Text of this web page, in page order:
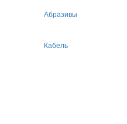
Абразивы
Кабель